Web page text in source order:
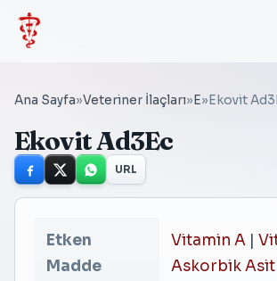
Ana Sayfa»Veteriner İlaçları» E» Ekovit
Ekovit Ad3Ec
URL
Etken
Madde
Vitamin A |
Askorbik Asit